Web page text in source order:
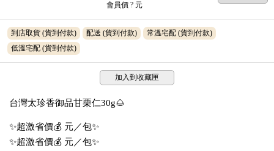
會員價 ? 元
到店取貨 (貨到付款) 配送 (貨到付款) 常溫宅配 (貨到付款)
低溫宅配 (貨到付款)
加入到收藏匣
台灣太珍香御品甘栗仁30g🌰
✨️超激省價💰 元／包✨️
✨️超激省價💰 元／包✨️